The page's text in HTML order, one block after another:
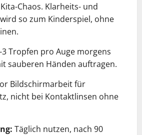
Chaos. Klarheits- und
so zum Kinderspiel, ohne
3 Tropfen pro Auge morgens
sauberen Händen auftragen.
Bildschirmarbeit für
nicht bei Kontaktlinsen ohne
Täglich nutzen, nach 90